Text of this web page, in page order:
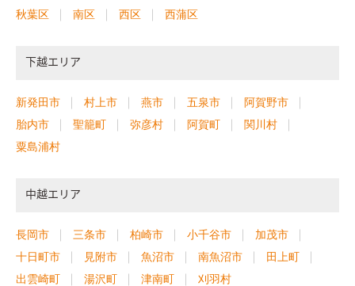
秋葉区
南区 西区 西蒲区
下越エリア
新発田市 村上市 燕市 五泉市
阿賀野市
胎内市
聖籠町 弥彦村 阿賀町
関川村
粟島浦村
中越エリア
長岡市 三条市 柏崎市 小千谷市
加茂市
十日町市
見附市 魚沼市 南魚沼市
田上町
出雲崎町
湯沢町 津南町 刈羽村